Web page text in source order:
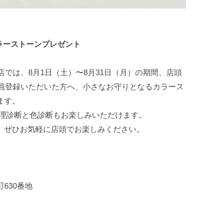
ストーンプレゼント
では、8月1日（土）〜8月31日（月）の期間、店頭
登録いただいた方へ、小さなお守りとなるカラース
。
診断と色診断もお楽しみいただけます。
ひお気軽に店頭でお楽しみください。
630番地